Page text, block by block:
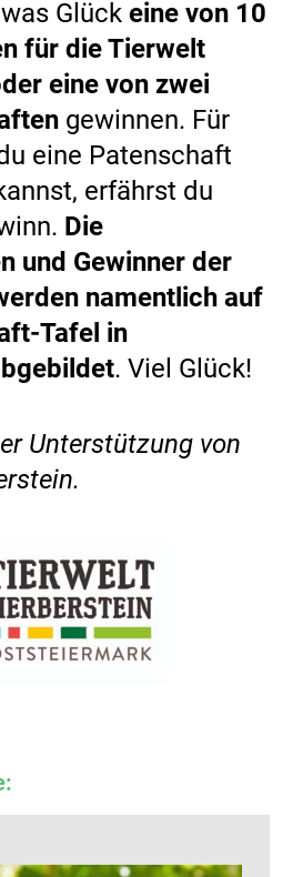
Glück eine von 10
für die Tierwelt
eine von zwei
gewinnen. Für
eine Patenschaft
erfährst du
Die
und Gewinner der
namentlich auf
Tafel in
. Viel Glück!
Unterstützung von